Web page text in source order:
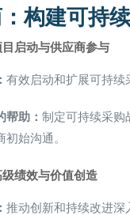
构建可持
启动与供应商参与
有效启动和扩展可持续
帮助： 制定可持续采购
初始沟通。
绩效与价值创造
推动创新和持续改进深